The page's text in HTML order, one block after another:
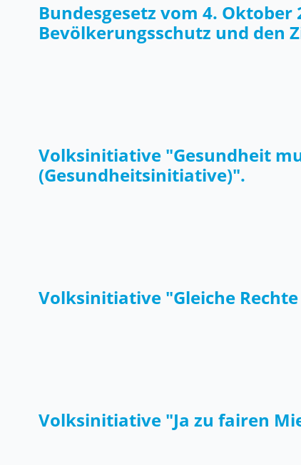
Bundesgesetz vom 4. Oktober
Bevölkerungsschutz und den
Volksinitiative "Gesundheit
(Gesundheitsinitiative)".
Volksinitiative "Gleiche
Volksinitiative "Ja zu fairen